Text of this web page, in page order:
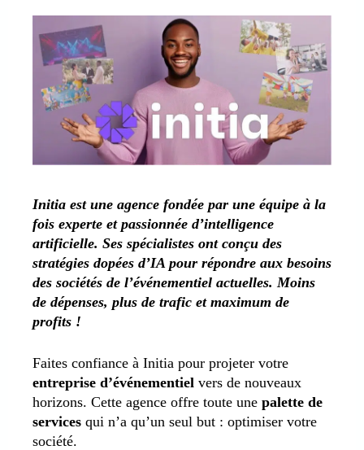
Initia est une agence fondée par une équipe à la
fois experte et passionnée d’intelligence
artificielle. Ses spécialistes ont conçu des
stratégies dopées d’IA pour répondre aux besoins
des sociétés de l’événementiel actuelles. Moins
de dépenses, plus de trafic et maximum de
profits !
Faites confiance à Initia pour projeter votre
entreprise d’événementiel vers de nouveaux
horizons. Cette agence offre toute une palette de
services qui n’a qu’un seul but : optimiser votre
société.